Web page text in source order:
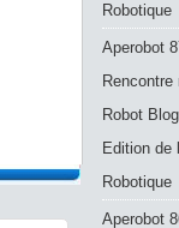
Robotique
Aperobot
Rencontre
Robot Blog
Edition de
Robotique
Aperobot